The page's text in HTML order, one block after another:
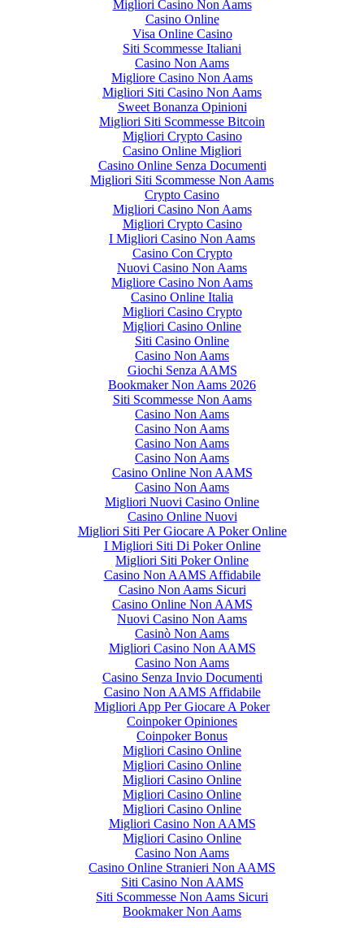
Migliori Casino Non Aams
Casino Online
Visa Online Casino
Siti Scommesse Italiani
Casino Non Aams
Migliore Casino Non Aams
Migliori Siti Casino Non Aams
Sweet Bonanza Opinioni
Migliori Siti Scommesse Bitcoin
Migliori Crypto Casino
Casino Online Migliori
Casino Online Senza Documenti
Migliori Siti Scommesse Non Aams
Crypto Casino
Migliori Casino Non Aams
Migliori Crypto Casino
I Migliori Casino Non Aams
Casino Con Crypto
Nuovi Casino Non Aams
Migliore Casino Non Aams
Casino Online Italia
Migliori Casino Crypto
Migliori Casino Online
Siti Casino Online
Casino Non Aams
Giochi Senza AAMS
Bookmaker Non Aams 2026
Siti Scommesse Non Aams
Casino Non Aams
Casino Non Aams
Casino Non Aams
Casino Non Aams
Casino Online Non AAMS
Casino Non Aams
Migliori Nuovi Casino Online
Casino Online Nuovi
Migliori Siti Per Giocare A Poker Online
I Migliori Siti Di Poker Online
Migliori Siti Poker Online
Casino Non AAMS Affidabile
Casino Non Aams Sicuri
Casino Online Non AAMS
Nuovi Casino Non Aams
Casinò Non Aams
Migliori Casino Non AAMS
Casino Non Aams
Casino Senza Invio Documenti
Casino Non AAMS Affidabile
Migliori App Per Giocare A Poker
Coinpoker Opiniones
Coinpoker Bonus
Migliori Casino Online
Migliori Casino Online
Migliori Casino Online
Migliori Casino Online
Migliori Casino Online
Migliori Casino Non AAMS
Migliori Casino Online
Casino Non Aams
Casino Online Stranieri Non AAMS
Siti Casino Non AAMS
Siti Scommesse Non Aams Sicuri
Bookmaker Non Aams